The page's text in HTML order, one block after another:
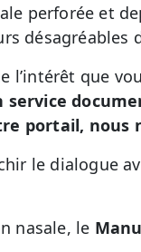
perforée et
l’intérêt que
portail, nous
le dialogue
nasale, le